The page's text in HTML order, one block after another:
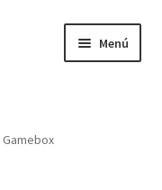
Menú
Gamebox